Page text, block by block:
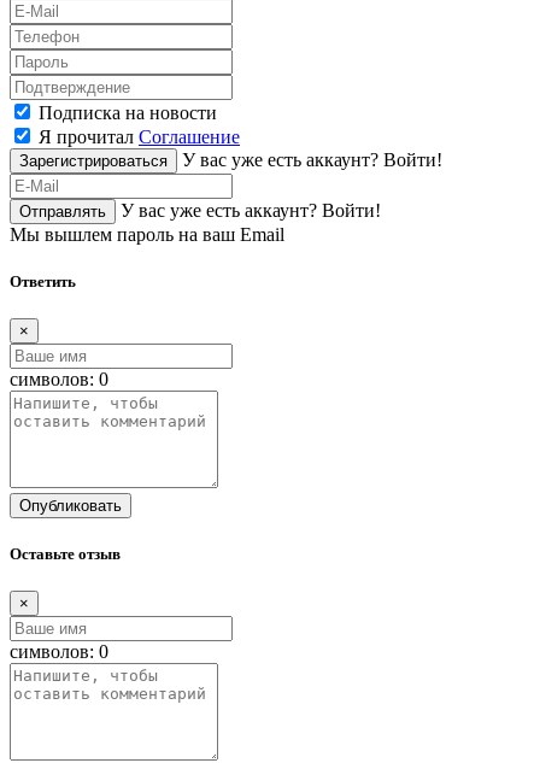
Подписка на новости
Я прочитал Соглашение
Зарегистрироваться У вас уже есть аккаунт? Войти!
Отправлять У вас уже есть аккаунт? Войти!
Мы вышлем пароль на ваш Email
Ответить
×
символов: 0
Опубликовать
Оставьте отзыв
×
символов: 0